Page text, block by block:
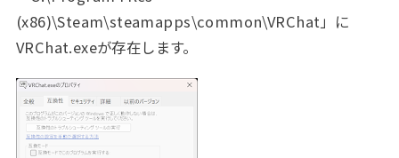
(x86)\Steam\steamapps\common\VRChat」に
VRChat.exeが存在します。